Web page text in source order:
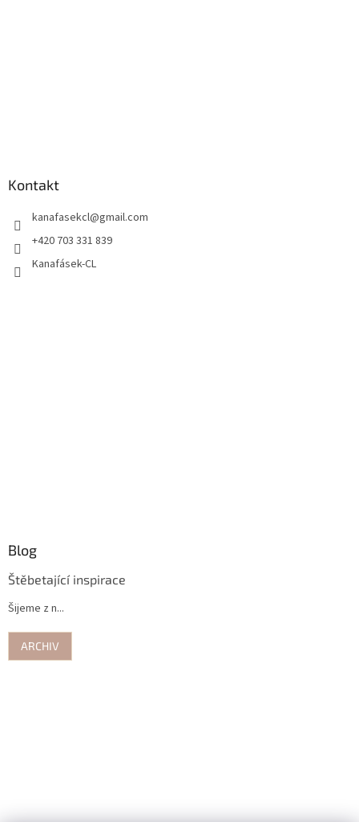
Kontakt
kanafasekcl@gmail.com
+420 703 331 839
Kanafásek-CL
Blog
Štěbetající inspirace
Šijeme z n...
ARCHIV